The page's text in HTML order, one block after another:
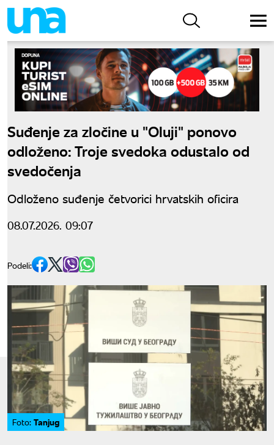
Suđenje za zločine u "Oluji" ponovo
odloženo: Troje svedoka odustalo od
svedočenja
Odloženo suđenje četvorici hrvatskih oficira
08.07.2026. 09:07
Podeli:
Foto: Tanjug